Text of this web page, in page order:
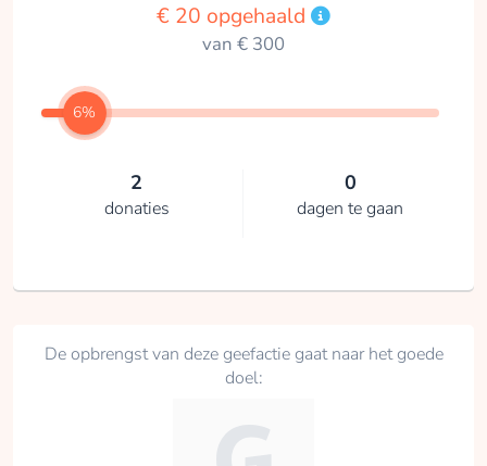
€ 20 opgehaald
van € 300
6%
2
donaties
0
dagen te gaan
De opbrengst van deze geefactie gaat naar het goede
doel: